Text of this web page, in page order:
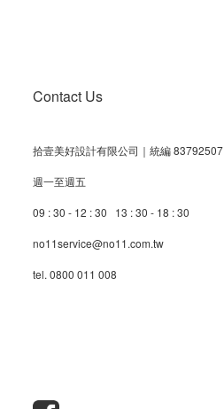
Contact Us
拾壹美好設計有限公司｜統編 83792507
週一至週五
09 : 30 - 12 : 30 13 : 30 - 18 : 30
no11service@no11.com.tw
tel. 0800 011 008